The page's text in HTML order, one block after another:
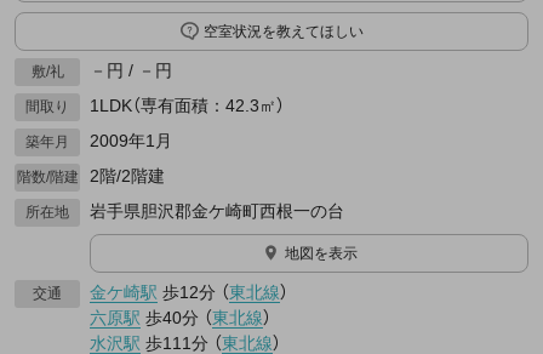
空室状況を教えてほしい
敷/礼 －円 / －円
間取り 1LDK（専有面積：42.3㎡）
築年月 2009年1月
階数/階建 2階/2階建
所在地 岩手県胆沢郡金ケ崎町西根一の台
地図を表示
交通 金ケ崎駅 歩12分 （東北線）
六原駅 歩40分 （東北線）
水沢駅 歩111分 （東北線）